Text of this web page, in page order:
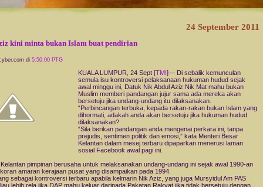
24 September 2011
kini minta bukan Islam buat pendirian
di 5:50:00 PTG
KUALA LUMPUR, 24 Sept [TMI ]— Di sebalik kemunculan
semula isu kontroversi pelaksanaan hukuman hudud sejak
awal minggu ini, Datuk Nik Abdul Aziz Nik Mat mahu bukan
Muslim memberi pandangan jujur sama ada mereka akan
bersetuju jika undang-undang itu dilaksanakan.
“Perbincangan terbuka, kepada rakan-rakan bukan Islam yang
dihormati, adakah anda akan bersetuju jika hukuman hudud
dilaksanakan?
“Sila berikan pandangan anda mengenai perkara ini, tanpa
prejudis, sentimen politik dan emosi,” kata Menteri Besar
Kelantan dalam mesej terbaru dipaparkan menerusi laman
sosial Facebook awal pagi ini.
pimpinan berusaha untuk melaksanakan undang-undang ini sejak awal 1990-an
amaran kerajaan pusat yang disampaikan pada 1994.
sebagai kontroversi terbaru apabila kelmarin Nik Aziz, yang juga Mursyidul Am PAS
lebih rela jika DAP mahu keluar daripada Pakatan Rakyat jika tidak bersetuju dengan